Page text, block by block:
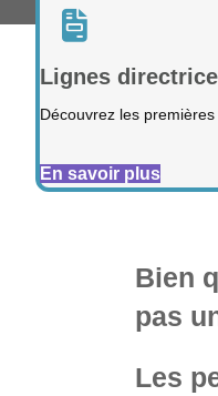
Lignes
Découvrez les
En savoir plus
Bien
pas
Les